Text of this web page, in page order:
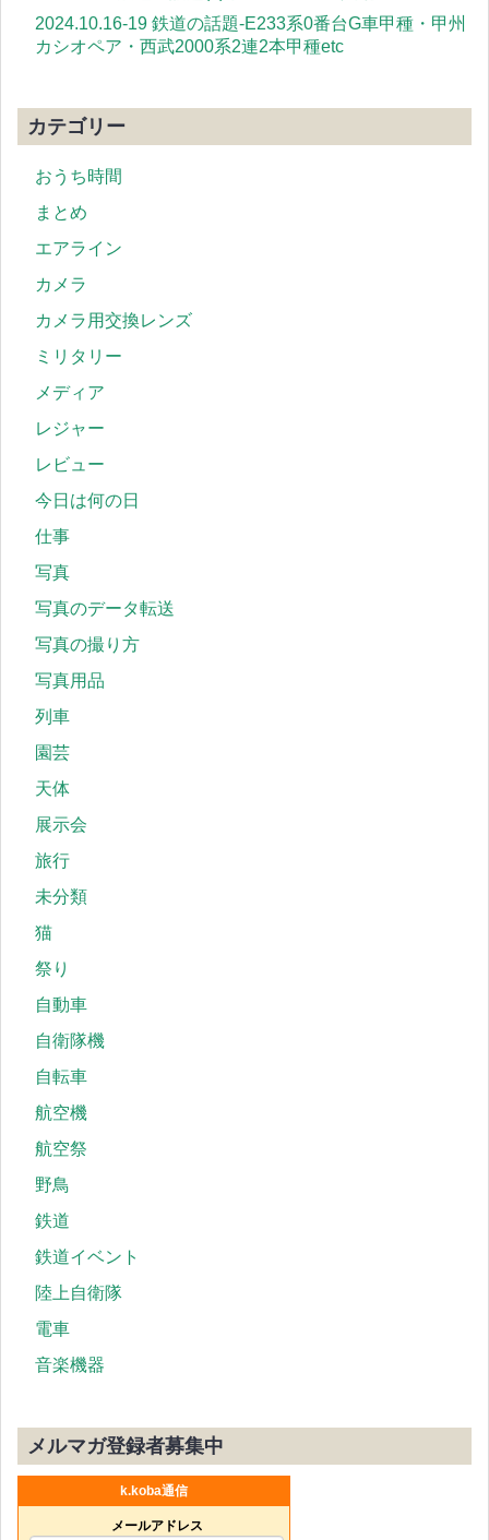
2024.10.16-19 鉄道の話題-E233系0番台G車甲種・甲州
カシオペア・西武2000系2連2本甲種etc
カテゴリー
おうち時間
まとめ
エアライン
カメラ
カメラ用交換レンズ
ミリタリー
メディア
レジャー
レビュー
今日は何の日
仕事
写真
写真のデータ転送
写真の撮り方
写真用品
列車
園芸
天体
展示会
旅行
未分類
猫
祭り
自動車
自衛隊機
自転車
航空機
航空祭
野鳥
鉄道
鉄道イベント
陸上自衛隊
電車
音楽機器
メルマガ登録者募集中
k.koba通信
メールアドレス